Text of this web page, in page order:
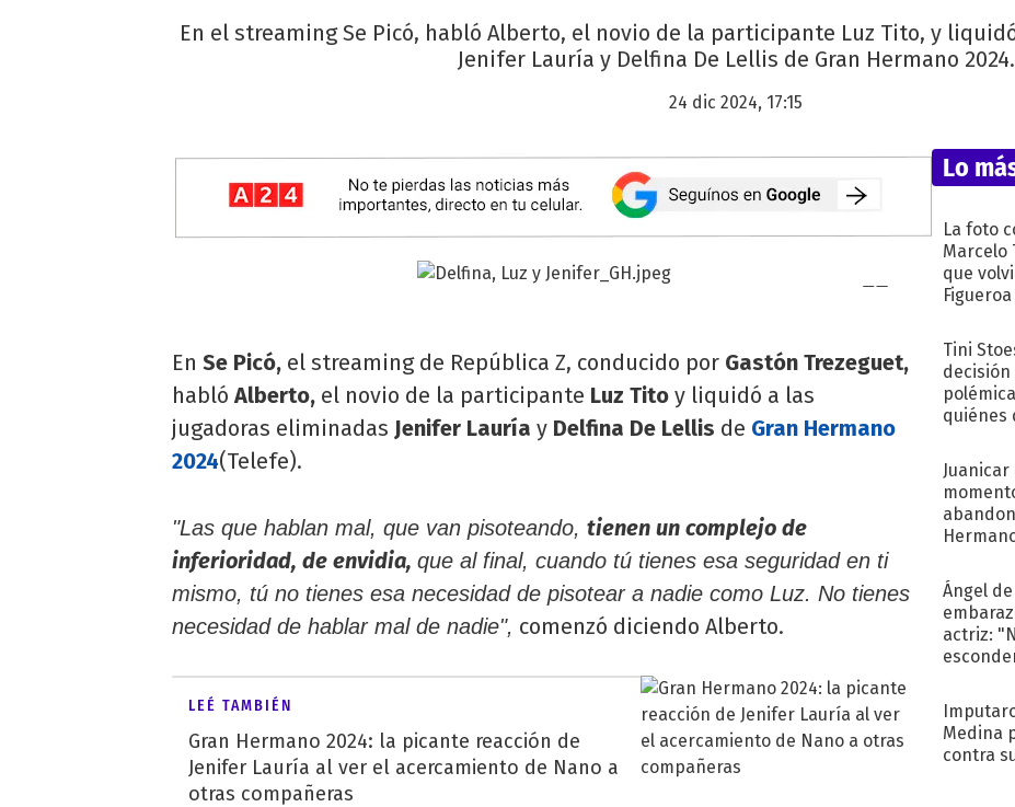
En el streaming Se Picó, habló Alberto, el novio de la participante Luz Tito, y
Jenifer Lauría y Delfina De Lellis de Gran Hermano 2024.
24 dic 2024, 17:15
En Se Picó, el streaming de República Z, conducido por Gastón Trezeguet,
habló Alberto, el novio de la participante Luz Tito y liquidó a las
jugadoras eliminadas Jenifer Lauría y Delfina De Lellis de Gran Hermano
2024(Telefe).
"Las que hablan mal, que van pisoteando, tienen un complejo de
inferioridad, de envidia, que al final, cuando tú tienes esa seguridad en ti
mismo, tú no tienes esa necesidad de pisotear a nadie como Luz. No tienes
necesidad de hablar mal de nadie", comenzó diciendo Alberto.
LEÉ TAMBIÉN
Gran Hermano 2024: la picante reacción de
Jenifer Lauría al ver el acercamiento de Nano a
otras compañeras
Lo
La foto
Marcelo
que
Figueroa
Tini
decisión
quiénes
Ángel
actriz:
Medina
contra